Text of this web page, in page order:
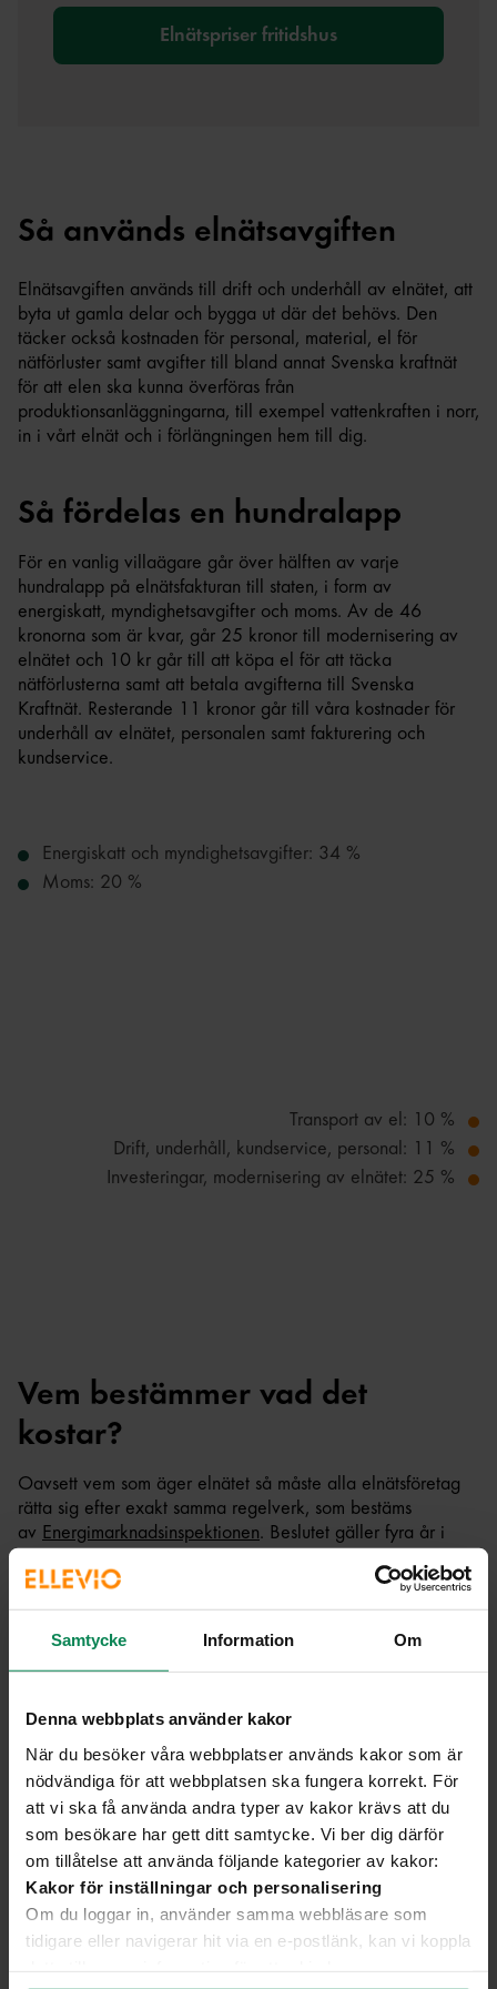
Samtycke Information Om
Denna webbplats använder kakor
När du besöker våra webbplatser används kakor som är
nödvändiga för att webbplatsen ska fungera korrekt. För
att vi ska få använda andra typer av kakor krävs att du
som besökare har gett ditt samtycke. Vi ber dig därför
om tillåtelse att använda följande kategorier av kakor:
Kakor för inställningar och personalisering
Om du loggar in, använder samma webbläsare som
tidigare eller navigerar hit via en e-postlänk, kan vi koppla
Elnätspriser fritidshus
Så används elnätsavgiften
Elnätsavgiften används till drift och underhåll av elnätet, att
byta ut gamla delar och bygga ut där det behövs. Den
täcker också kostnaden för personal, material, el för
nätförluster samt avgifter till bland annat Svenska kraftnät
för att elen ska kunna överföras från
produktionsanläggningarna, till exempel vattenkraften i norr,
in i vårt elnät och i förlängningen hem till dig.
Så fördelas en hundralapp
För en vanlig villaägare går över hälften av varje
hundralapp på elnätsfakturan till staten, i form av
energiskatt, myndighetsavgifter och moms. Av de 46
kronorna som är kvar, går 25 kronor till modernisering av
elnätet och 10 kr går till att köpa el för att täcka
nätförlusterna samt att betala avgifterna till Svenska
Kraftnät. Resterande 11 kronor går till våra kostnader för
underhåll av elnätet, personalen samt fakturering och
kundservice.
Energiskatt och myndighetsavgifter: 34 %
Moms: 20 %
Transport av el: 10 %
Drift, underhåll, kundservice, personal: 11 %
Investeringar, modernisering av elnätet: 25 %
Vem bestämmer vad det
kostar?
Oavsett vem som äger elnätet så måste alla elnätsföretag
rätta sig efter exakt samma regelverk, som bestäms
av Energimarknadsinspektionen. Beslutet gäller fyra år i
myndigheten, fördelas sedan på olika kundgrupper utifrån
Ellagen, som säger att prissättningen ska vara objektiv och
icke-diskriminerande vilket innebär att varje grupp ska
betala för de faktiska kostnader som de ger upphov till i
nätet.
Vi bygger för framtiden – med
kunden i fokus